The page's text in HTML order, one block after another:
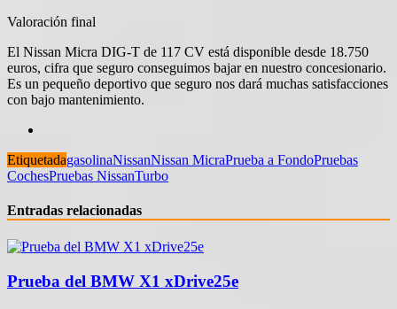
Valoración final
El Nissan Micra DIG-T de 117 CV está disponible desde 18.750
euros, cifra que seguro conseguimos bajar en nuestro concesionario.
Es un pequeño deportivo que seguro nos dará muchas satisfacciones
con bajo mantenimiento.
EtiquetadagasolinaNissanNissan MicraPrueba a FondoPruebas
CochesPruebas NissanTurbo
Entradas relacionadas
Prueba del BMW X1 xDrive25e